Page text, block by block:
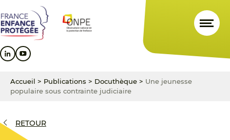
au
contenu
principal
au
menu
principal
au
pied
de
Accueil > Publications > Docuthèque > Une jeunesse
populaire sous contrainte judiciaire
RETOUR